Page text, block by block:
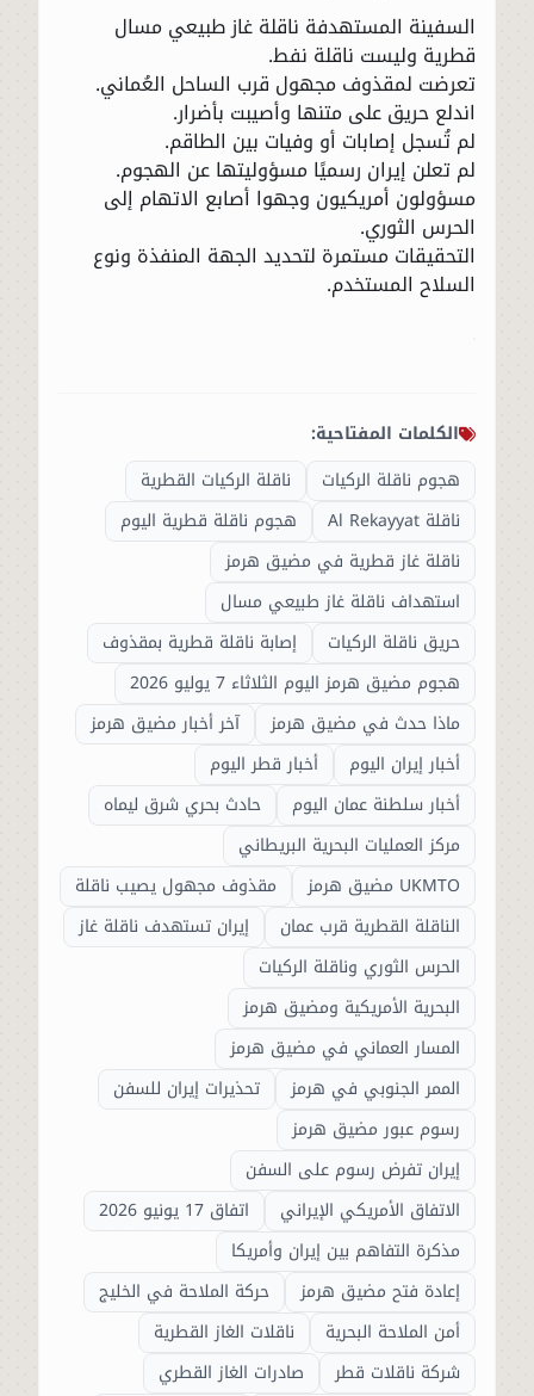
السفينة المستهدفة ناقلة غاز طبيعي مسال
قطرية وليست ناقلة نفط.
تعرضت لمقذوف مجهول قرب الساحل العُماني.
اندلع حريق على متنها وأصيبت بأضرار.
لم تُسجل إصابات أو وفيات بين الطاقم.
لم تعلن إيران رسميًا مسؤوليتها عن الهجوم.
مسؤولون أمريكيون وجهوا أصابع الاتهام إلى
الحرس الثوري.
التحقيقات مستمرة لتحديد الجهة المنفذة ونوع
السلاح المستخدم.
الكلمات المفتاحية:
هجوم ناقلة الركيات
ناقلة الركيات القطرية
ناقلة Al Rekayyat
هجوم ناقلة قطرية اليوم
ناقلة غاز قطرية في مضيق هرمز
استهداف ناقلة غاز طبيعي مسال
حريق ناقلة الركيات
إصابة ناقلة قطرية بمقذوف
هجوم مضيق هرمز اليوم الثلاثاء 7 يوليو 2026
ماذا حدث في مضيق هرمز
آخر أخبار مضيق هرمز
أخبار إيران اليوم
أخبار قطر اليوم
أخبار سلطنة عمان اليوم
حادث بحري شرق ليماه
مركز العمليات البحرية البريطاني
UKMTO مضيق هرمز
مقذوف مجهول يصيب ناقلة
الناقلة القطرية قرب عمان
إيران تستهدف ناقلة غاز
الحرس الثوري وناقلة الركيات
البحرية الأمريكية ومضيق هرمز
المسار العماني في مضيق هرمز
الممر الجنوبي في هرمز
تحذيرات إيران للسفن
رسوم عبور مضيق هرمز
إيران تفرض رسوم على السفن
الاتفاق الأمريكي الإيراني
اتفاق 17 يونيو 2026
مذكرة التفاهم بين إيران وأمريكا
إعادة فتح مضيق هرمز
حركة الملاحة في الخليج
أمن الملاحة البحرية
ناقلات الغاز القطرية
شركة ناقلات قطر
صادرات الغاز القطري